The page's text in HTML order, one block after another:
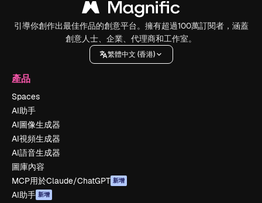
引導你創作出最佳作品的創意平台。擁有超過100萬訂閱者，涵蓋
創意人士、企業、代理商和工作室。
繁體中文 (香港)
產品
Spaces
AI助手
AI圖像生成器
AI視頻生成器
AI語音生成器
圖庫內容
MCP用於Claude/ChatGPT 新增
AI助手 新增